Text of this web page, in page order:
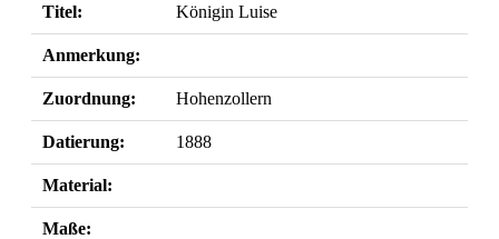
Titel: Königin Luise
Anmerkung:
Zuordnung: Hohenzollern
Datierung: 1888
Material:
Maße: